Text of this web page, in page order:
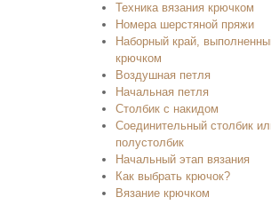
Техника вязания крючком
Номера шерстяной пряжи
Наборный край,
крючком
Воздушная петля
Начальная петля
Столбик с накидом
Соединительный столбик
полустолбик
Начальный этап вязания
Как выбрать крючок?
Вязание крючком